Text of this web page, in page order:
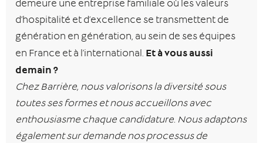
demeure une entreprise familiale où les valeurs
d’hospitalité et d’excellence se transmettent de
génération en génération, au sein de ses équipes
en France et à l’international. Et à vous aussi
demain ?
Chez Barrière, nous valorisons la diversité sous
toutes ses formes et nous accueillons avec
enthousiasme chaque candidature. Nous adaptons
également sur demande nos processus de